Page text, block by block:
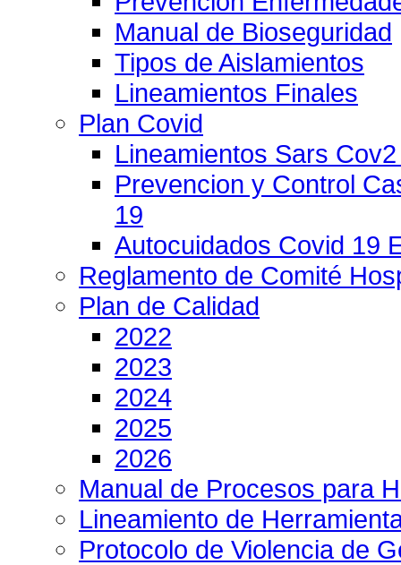
Manual de Bioseguridad
Tipos de Aislamientos
Lineamientos Finales
Plan Covid
Lineamientos Sars
Prevencion y Control
19
Autocuidados Covid 19
Reglamento de Comité
Plan de Calidad
2022
2023
2024
2025
2026
Manual de Procesos para
Lineamiento de
Protocolo de Violencia de